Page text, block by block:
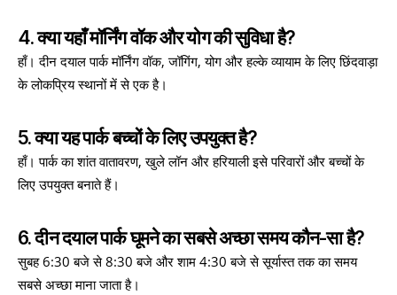
4. क्या यहाँ मॉर्निंग वॉक और योग की सुविधा है?
हाँ। दीन दयाल पार्क मॉर्निंग वॉक, जॉगिंग, योग और हल्के व्यायाम के लिए छिंदवाड़ा
के लोकप्रिय स्थानों में से एक है।
5. क्या यह पार्क बच्चों के लिए उपयुक्त है?
हाँ। पार्क का शांत वातावरण, खुले लॉन और हरियाली इसे परिवारों और बच्चों के
लिए उपयुक्त बनाते हैं।
6. दीन दयाल पार्क घूमने का सबसे अच्छा समय कौन-सा है?
सुबह 6:30 बजे से 8:30 बजे और शाम 4:30 बजे से सूर्यास्त तक का समय
सबसे अच्छा माना जाता है।